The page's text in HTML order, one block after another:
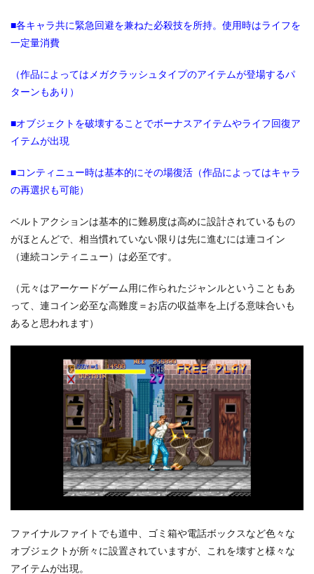
■各キャラ共に緊急回避を兼ねた必殺技を所持。使用時はライフを
一定量消費
（作品によってはメガクラッシュタイプのアイテムが登場するパ
ターンもあり）
■オブジェクトを破壊することでボーナスアイテムやライフ回復ア
イテムが出現
■コンティニュー時は基本的にその場復活（作品によってはキャラ
の再選択も可能）
ベルトアクションは基本的に難易度は高めに設計されているもの
がほとんどで、相当慣れていない限りは先に進むには連コイン
（連続コンティニュー）は必至です。
（元々はアーケードゲーム用に作られたジャンルということもあ
って、連コイン必至な高難度＝お店の収益率を上げる意味合いも
あると思われます）
ファイナルファイトでも道中、ゴミ箱や電話ボックスなど色々な
オブジェクトが所々に設置されていますが、これを壊すと様々な
アイテムが出現。